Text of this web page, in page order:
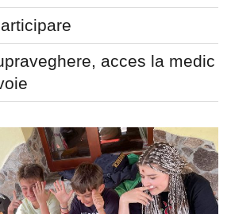
acces la medic